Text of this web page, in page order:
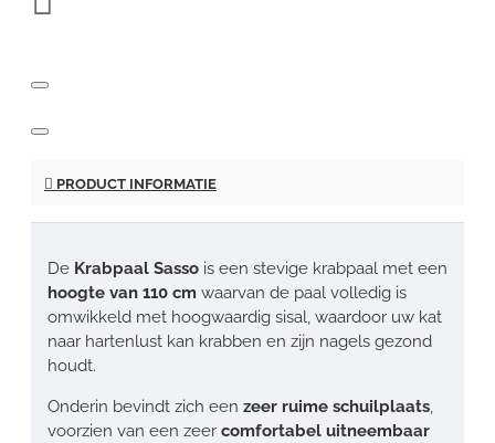
PRODUCT INFORMATIE
De Krabpaal Sasso is een stevige krabpaal met een
hoogte van 110 cm waarvan de paal volledig is
omwikkeld met hoogwaardig sisal, waardoor uw kat
naar hartenlust kan krabben en zijn nagels gezond
houdt.
Onderin bevindt zich een zeer ruime schuilplaats,
voorzien van een zeer comfortabel uitneembaar